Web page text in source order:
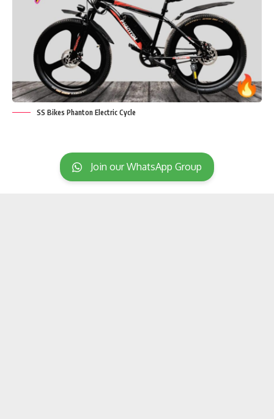
SS Bikes Phanton Electric Cycle
Join our WhatsApp Group